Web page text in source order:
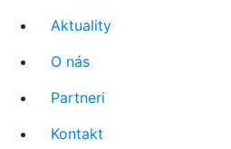
Aktuality
O nás
Partneri
Kontakt